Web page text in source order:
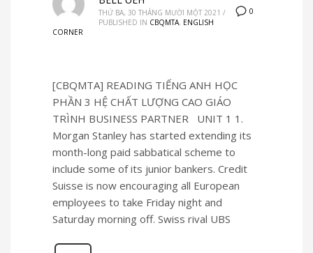
0
THỨ BA, 30 THÁNG MƯỜI MỘT 2021 /
PUBLISHED IN CBQMTA, ENGLISH
CORNER
[CBQMTA] READING TIẾNG ANH HỌC
PHẦN 3 HỆ CHẤT LƯỢNG CAO GIÁO
TRÌNH BUSINESS PARTNER UNIT 1 1.
Morgan Stanley has started extending its
month-long paid sabbatical scheme to
include some of its junior bankers. Credit
Suisse is now encouraging all European
employees to take Friday night and
Saturday morning off. Swiss rival UBS